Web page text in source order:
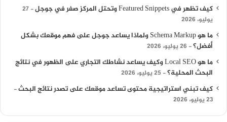
كيف تظهر في Featured Snippets وتحتل المركز صفر في جوجل
27
يوليو، 2026
ما هو Schema Markup ولماذا يساعد جوجل على فهم موقعك بشكل
أفضل؟
26 يوليو، 2026
ما هو Local SEO وكيف يساعد نشاطك التجاري على الظهور في نتائج
البحث المحلية؟
25 يوليو، 2026
كيف تبني استراتيجية محتوى تساعد موقعك على تصدر نتائج البحث
23 يوليو، 2026